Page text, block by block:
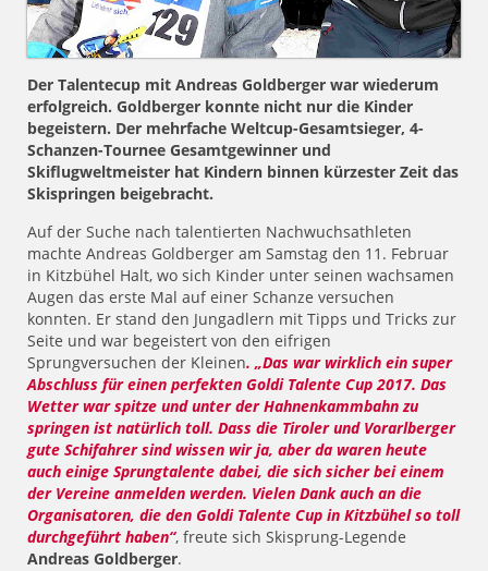
Der Talentecup mit Andreas Goldberger war wiederum
erfolgreich. Goldberger konnte nicht nur die Kinder
begeistern. Der mehrfache Weltcup-Gesamtsieger, 4-
Schanzen-Tournee Gesamtgewinner und
Skiflugweltmeister hat Kindern binnen kürzester Zeit das
Skispringen beigebracht.
Auf der Suche nach talentierten Nachwuchsathleten
machte Andreas Goldberger am Samstag den 11. Februar
in Kitzbühel Halt, wo sich Kinder unter seinen wachsamen
Augen das erste Mal auf einer Schanze versuchen
konnten. Er stand den Jungadlern mit Tipps und Tricks zur
Seite und war begeistert von den eifrigen
Sprungversuchen der Kleinen. „Das war wirklich ein super
Abschluss für einen perfekten Goldi Talente Cup 2017. Das
Wetter war spitze und unter der Hahnenkammbahn zu
springen ist natürlich toll. Dass die Tiroler und Vorarlberger
gute Schifahrer sind wissen wir ja, aber da waren heute
auch einige Sprungtalente dabei, die sich sicher bei einem
der Vereine anmelden werden. Vielen Dank auch an die
Organisatoren, die den Goldi Talente Cup in Kitzbühel so toll
durchgeführt haben“, freute sich Skisprung-Legende
Andreas Goldberger.